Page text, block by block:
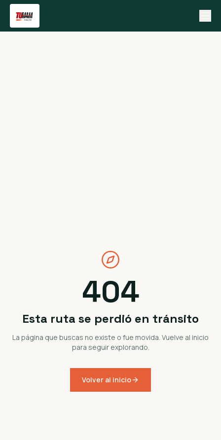
404
Esta ruta se perdió en tránsito
La página que buscas no existe o fue movida. Vuelve al inicio
para seguir explorando.
Volver al inicio